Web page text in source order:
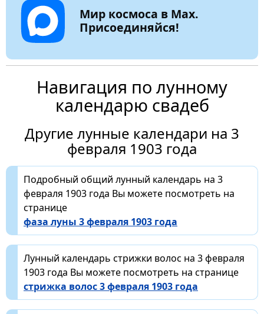
Мир космоса в Max.
Присоединяйся!
Навигация по лунному
календарю свадеб
Другие лунные календари на 3
февраля 1903 года
Подробный общий лунный календарь на 3
февраля 1903 года Вы можете посмотреть на
странице
фаза луны 3 февраля 1903 года
Лунный календарь стрижки волос на 3 февраля
1903 года Вы можете посмотреть на странице
стрижка волос 3 февраля 1903 года